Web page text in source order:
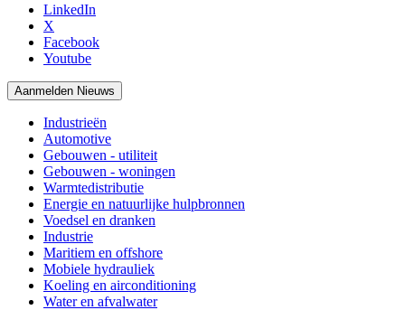
LinkedIn
X
Facebook
Youtube
Aanmelden Nieuws
Industrieën
Automotive
Gebouwen - utiliteit
Gebouwen - woningen
Warmtedistributie
Energie en natuurlijke hulpbronnen
Voedsel en dranken
Industrie
Maritiem en offshore
Mobiele hydrauliek
Koeling en airconditioning
Water en afvalwater